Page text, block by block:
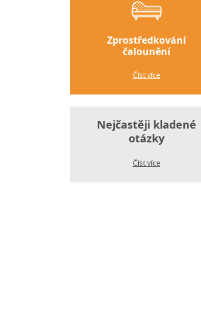
Zprostředkování
čalounění
Číst více
Nejčastěji kladené
otázky
Číst více